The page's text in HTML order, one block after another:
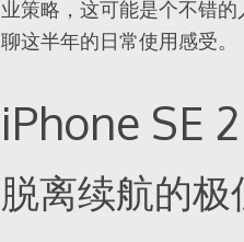
业策略，这可能是个不错
聊这半年的日常使用感受。
iPhone SE
脱离续航的极